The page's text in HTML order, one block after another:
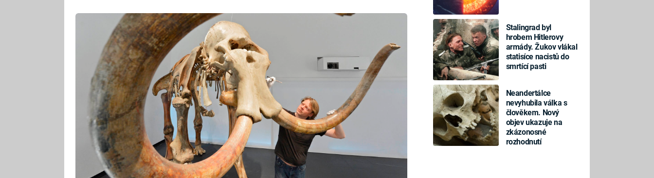
Stalingrad byl
hrobem Hitlerovy
armády. Žukov vlákal
statisíce nacistů do
smrtící pasti
Neandertálce
nevyhubila válka s
člověkem. Nový
objev ukazuje na
zkázonosné
rozhodnutí